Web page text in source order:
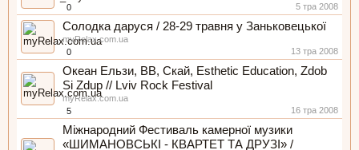
0
5 тра 2008
Солодка даруся / 28-29 травня у Заньковецької
myRelax.com.ua
0
13 тра 2008
Океан Ельзи, ВВ, Скай, Esthetic Education, Zdob
Si Zdup // Lviv Rock Festival
myRelax.com.ua
5
16 тра 2008
Міжнародний Фестиваль камерної музики
«ШИМАНОВСЬКІ - КВАРТЕТ ТА ДРУЗІ» /